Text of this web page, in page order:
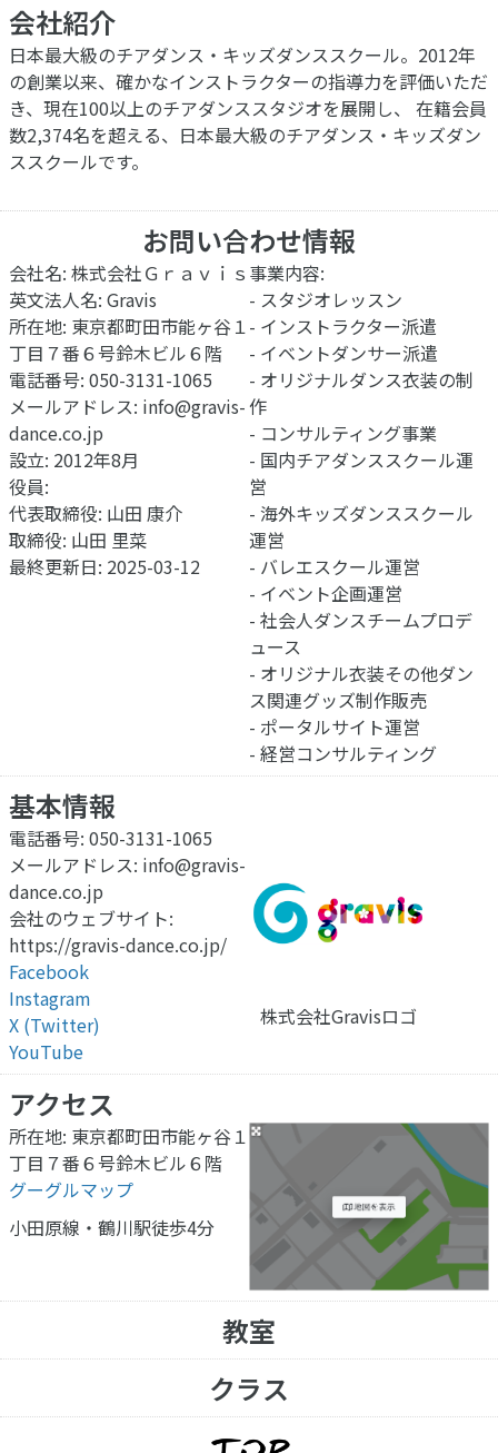
会社紹介
日本最大級のチアダンス・キッズダンススクール。2012年
の創業以来、確かなインストラクターの指導力を評価いただ
き、現在100以上のチアダンススタジオを展開し、 在籍会員
数2,374名を超える、日本最大級のチアダンス・キッズダン
ススクールです。
お問い合わせ情報
会社名: 株式会社Ｇｒａｖｉｓ
英文法人名: Gravis
所在地: 東京都町田市能ヶ谷１
丁目７番６号鈴木ビル６階
電話番号: 050-3131-1065
メールアドレス: info@gravis-
dance.co.jp
設立: 2012年8月
役員:
代表取締役: 山田 康介
取締役: 山田 里菜
最終更新日: 2025-03-12
事業内容:
- スタジオレッスン
- インストラクター派遣
- イベントダンサー派遣
- オリジナルダンス衣装の制
作
- コンサルティング事業
- 国内チアダンススクール運
営
- 海外キッズダンススクール
運営
- バレエスクール運営
- イベント企画運営
- 社会人ダンスチームプロデ
ュース
- オリジナル衣装その他ダン
ス関連グッズ制作販売
- ポータルサイト運営
- 経営コンサルティング
基本情報
電話番号: 050-3131-1065
メールアドレス: info@gravis-
dance.co.jp
会社のウェブサイト:
https://gravis-dance.co.jp/
Facebook
Instagram
X (Twitter)
YouTube
株式会社Gravisロゴ
アクセス
所在地: 東京都町田市能ヶ谷１
丁目７番６号鈴木ビル６階
グーグルマップ
小田原線・鶴川駅徒歩4分
教室
クラス